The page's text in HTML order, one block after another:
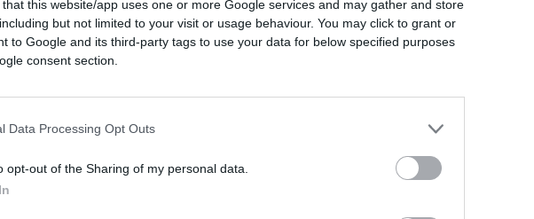
that this website/app uses one or more Google services and may gather and store
but not limited to your visit or usage behaviour. You may click to grant or
to Google and its third-party tags to use your data for below specified purposes
consent section.
Data Processing Opt Outs
opt-out of the Sharing of my personal data.
chi va a manganellare persone in
lo stesso standard di diritti, quelle
con uno Stato dell’Unione
(IV), che “vista l’amicizia tra Orban e
degli Esteri
Antonio Tajani
avanzare delle proteste formali a Orban,
la magistratura è indipendente e di certo